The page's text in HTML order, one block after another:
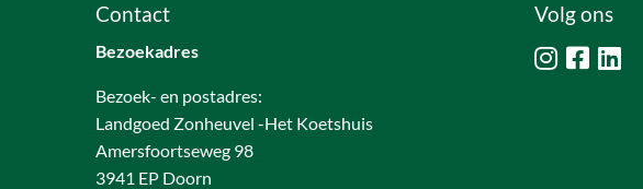
Contact
Bezoekadres
Bezoek- en postadres:
Landgoed Zonheuvel -Het Koetshuis
Amersfoortseweg 98
3941 EP Doorn
Volg ons